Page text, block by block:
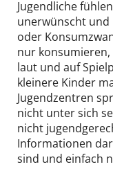
Jugendliche
unerwünscht
oder
nur konsumieren,
laut und auf
kleinere Kinder
Jugendzentren
nicht unter sich
nicht
Informationen
sind und einfach